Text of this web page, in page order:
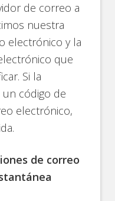
de correo a
nuestra
electrónico y la
que
Si la
código de
electrónico,
de correo